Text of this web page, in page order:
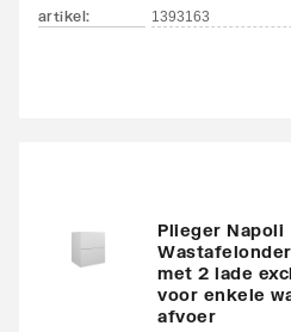
artikel: 1393163
Plieger Napoli
met 2 lade
voor enkele
afvoer